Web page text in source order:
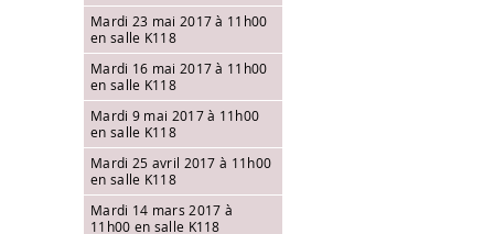
Mardi 23 mai 2017 à 11h00
en salle K118
Mardi 16 mai 2017 à 11h00
en salle K118
Mardi 9 mai 2017 à 11h00
en salle K118
Mardi 25 avril 2017 à 11h00
en salle K118
Mardi 14 mars 2017 à
11h00 en salle K118